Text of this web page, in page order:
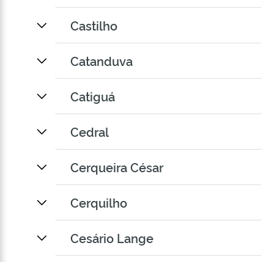
Castilho
Catanduva
Catiguá
Cedral
Cerqueira César
Cerquilho
Cesário Lange